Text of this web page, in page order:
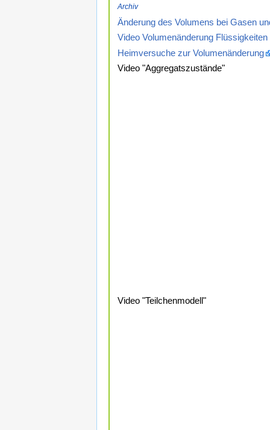
Archiv
Änderung des Volumens bei Gasen
Video Volumenänderung Flüssigkeiten
Heimversuche zur Volumenänderung
Video "Aggregatszustände"
Video "Teilchenmodell"